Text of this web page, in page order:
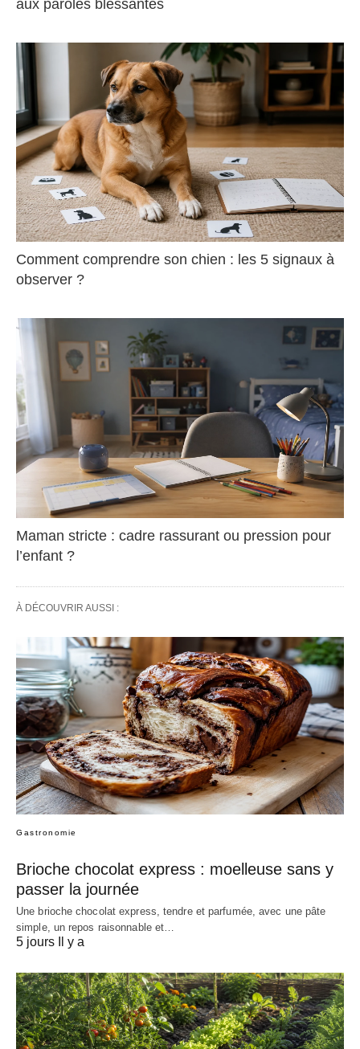
aux paroles blessantes
Comment comprendre son chien : les 5 signaux à
observer ?
Maman stricte : cadre rassurant ou pression pour
l’enfant ?
À DÉCOUVRIR AUSSI :
Gastronomie
Brioche chocolat express : moelleuse sans y
passer la journée
Une brioche chocolat express, tendre et parfumée, avec une pâte
simple, un repos raisonnable et…
5 jours Il y a